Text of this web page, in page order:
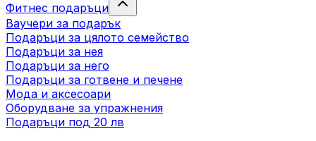
Фитнес подаръци
Ваучери за подарък
Подаръци за цялото семейство
Подаръци за нея
Подаръци за него
Подаръци за готвене и печене
Мода и аксесоари
Оборудване за упражнения
Подаръци под 20 лв